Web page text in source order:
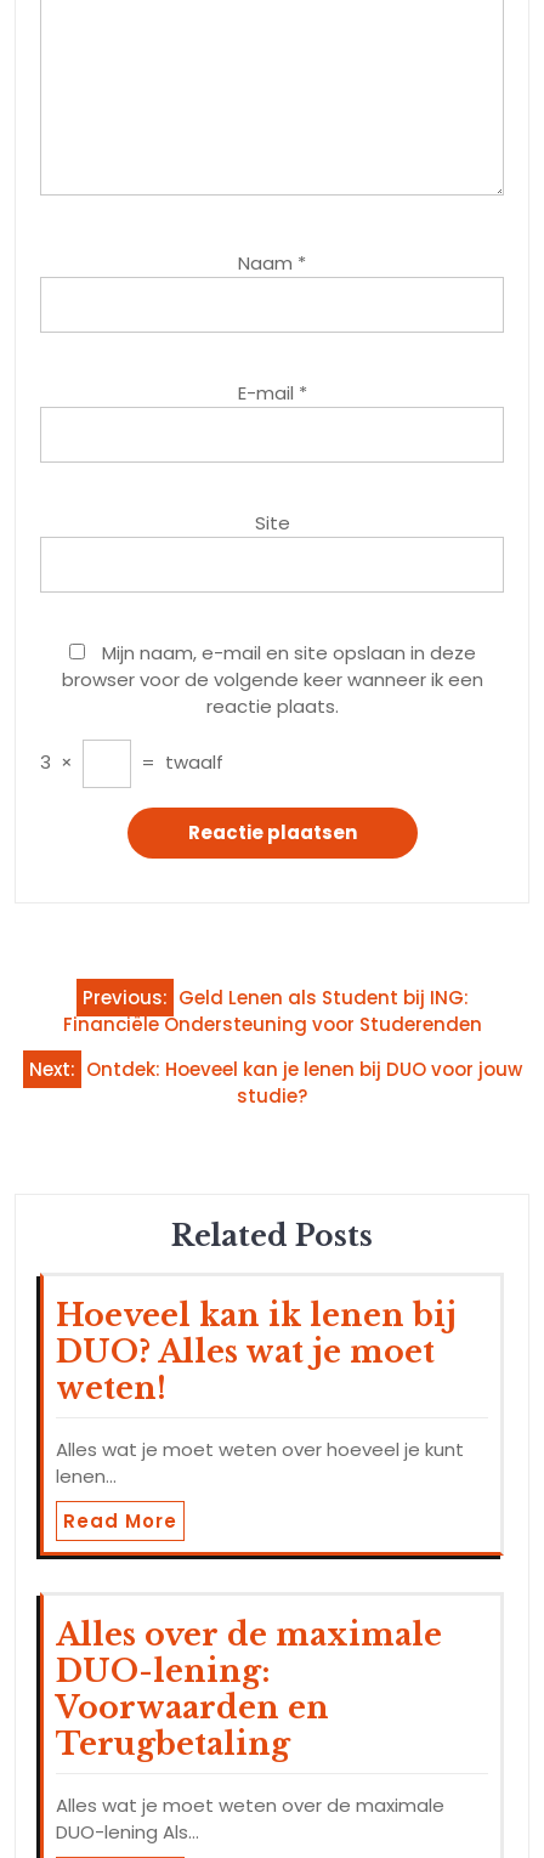
Naam *
E-mail *
Site
Mijn naam, e-mail en site opslaan in deze
browser voor de volgende keer wanneer ik een
reactie plaats.
3 × = twaalf
Bericht
navigatie
Previous: Geld Lenen als Student bij ING:
Financiële Ondersteuning voor Studerenden
Next: Ontdek: Hoeveel kan je lenen bij DUO voor jouw
studie?
Related Posts
Hoeveel kan ik lenen bij
DUO? Alles wat je moet
weten!
Alles wat je moet weten over hoeveel je kunt
lenen…
Read More
Alles over de maximale
DUO-lening:
Voorwaarden en
Terugbetaling
Alles wat je moet weten over de maximale
DUO-lening Als…